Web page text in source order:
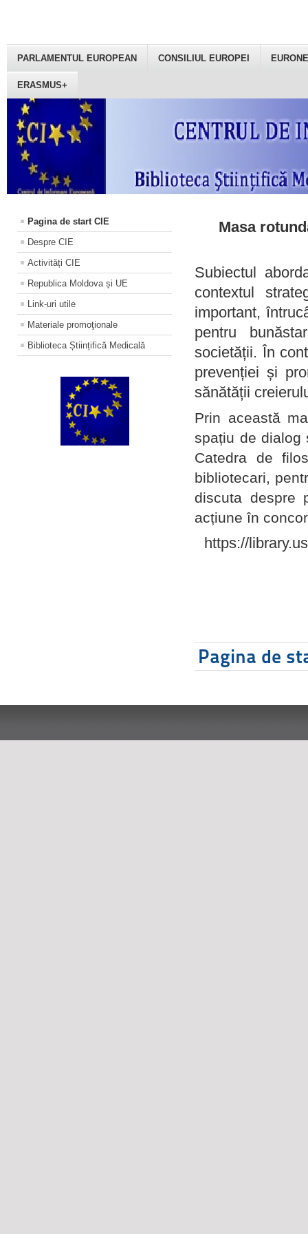
PARLAMENTUL EUROPEAN CONSILIUL EUROPEI
ERASMUS+
Pagina de start CIE
Despre CIE
Activități CIE
Republica Moldova și UE
Link-uri utile
Materiale promoţionale
Biblioteca Științifică Medicală
Masa
Subiectul
contextul
important,
pentru
societății. În
prevenției și
sănătății
Prin această
spațiu de dialog
Catedra de
bibliotecari,
discuta despre
acțiune în
https://
Pagina de